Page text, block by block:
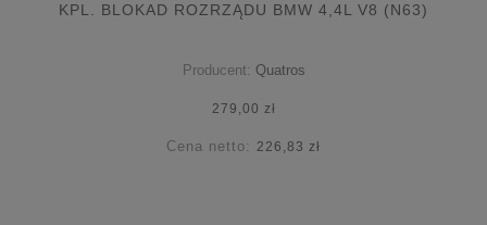
KPL. BLOKAD ROZRZĄDU BMW 4,4L V8 (N63)
Producent: Quatros
279,00 zł
Cena netto: 226,83 zł